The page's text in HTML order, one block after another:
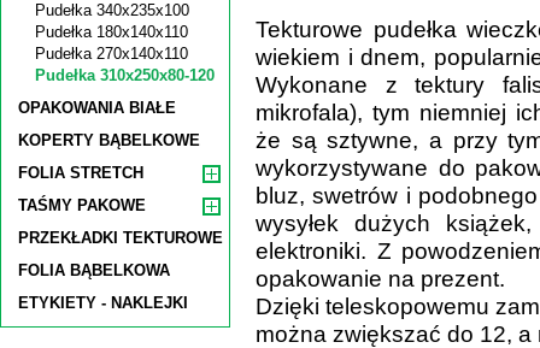
Pudełka 340x235x100
Pudełka 180x140x110
Pudełka 270x140x110
Pudełka 310x250x80-120
OPAKOWANIA BIAŁE
KOPERTY BĄBELKOWE
FOLIA STRETCH
TAŚMY PAKOWE
PRZEKŁADKI TEKTUROWE
FOLIA BĄBELKOWA
ETYKIETY - NAKLEJKI
Tekturowe pudełka
wiekiem i dnem,
Wykonane z tektury
mikrofala), tym niemniej
że są sztywne, a przy
wykorzystywane do
bluz, swetrów i
wysyłek dużych
elektroniki. Z
opakowanie na prezent.
Dzięki teleskopowemu
można zwiększać do 12, a